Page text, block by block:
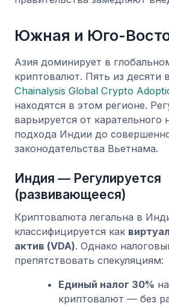
Южная и Юго-
Азия доминирует в
криптовалют. Пять из десяти
Chainalysis Global Crypto
находятся в этом регионе.
варьируется от карательного
подхода Индии до
законодательства Вьетнама.
Индия — Регулируется
(развивающееся)
Криптовалюта легальна в
классифицируется как
актив (VDA). Однако
препятствовать спекуляциям:
Единый налог 30%
криптовалют — без